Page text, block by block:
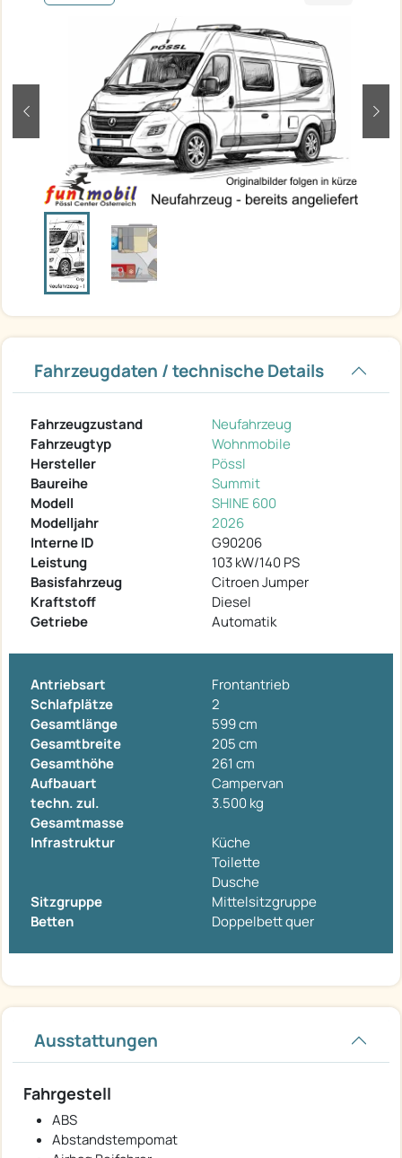
zurück
Fahrzeugdaten / technische Details
Fahrzeugzustand
Neufahrzeug
Fahrzeugtyp
Wohnmobile
Hersteller
Pössl
Baureihe
Summit
Modell
SHINE 600
Modelljahr
2026
Interne ID
G90206
Leistung
103 kW/140 PS
Basisfahrzeug
Citroen Jumper
Kraftstoff
Diesel
Getriebe
Automatik
Antriebsart
Frontantrieb
Schlafplätze
2
Gesamtlänge
599 cm
Gesamtbreite
205 cm
Gesamthöhe
261 cm
Aufbauart
Campervan
techn. zul.
Gesamtmasse
3.500 kg
Infrastruktur
Küche
Toilette
Dusche
Sitzgruppe
Mittelsitzgruppe
Betten
Doppelbett quer
Ausstattungen
Fahrgestell
ABS
Abstandstempomat